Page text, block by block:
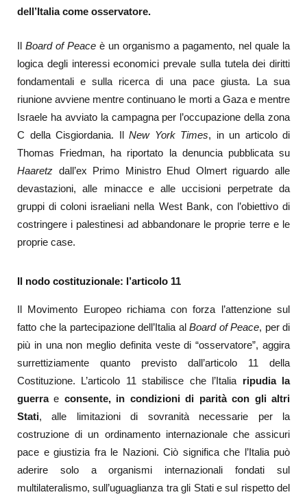
dell’Italia come osservatore.
Il Board of Peace è un organismo a pagamento, nel quale la
logica degli interessi economici prevale sulla tutela dei diritti
fondamentali e sulla ricerca di una pace giusta. La sua
riunione avviene mentre continuano le morti a Gaza e mentre
Israele ha avviato la campagna per l’occupazione della zona
C della Cisgiordania. Il New York Times, in un articolo di
Thomas Friedman, ha riportato la denuncia pubblicata su
Haaretz dall’ex Primo Ministro Ehud Olmert riguardo alle
devastazioni, alle minacce e alle uccisioni perpetrate da
gruppi di coloni israeliani nella West Bank, con l’obiettivo di
costringere i palestinesi ad abbandonare le proprie terre e le
proprie case.
Il nodo costituzionale: l’articolo 11
Il Movimento Europeo richiama con forza l’attenzione sul
fatto che la partecipazione dell’Italia al Board of Peace, per di
più in una non meglio definita veste di “osservatore”, aggira
surrettiziamente quanto previsto dall’articolo 11 della
Costituzione. L’articolo 11 stabilisce che l’Italia ripudia la
guerrae consente, in condizioni di parità con gli altri
Stati, alle limitazioni di sovranità necessarie per la
costruzione di un ordinamento internazionale che assicuri
pace e giustizia fra le Nazioni. Ciò significa che l’Italia può
aderire solo a organismi internazionali fondati sul
multilateralismo, sull’uguaglianza tra gli Stati e sul rispetto del